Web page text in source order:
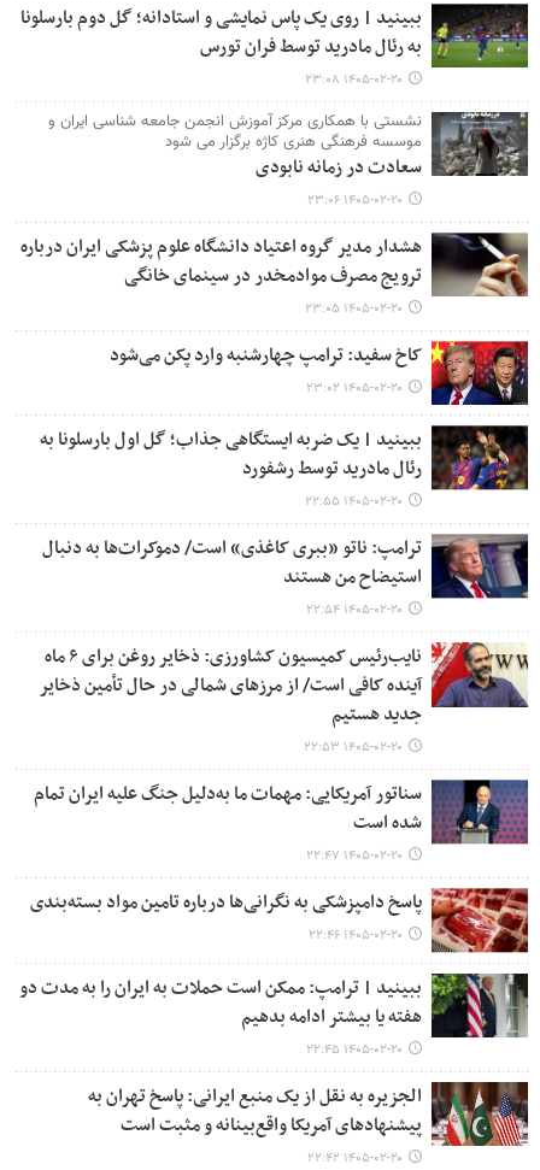
ببینید | روی یک پاس نمایشی و استادانه؛ گل دوم بارسلونا
به رئال مادرید توسط فران تورس
۱۴۰۵-۰۲-۲۰ ۲۳:۰۸
نشستی با همکاری مرکز آموزش انجمن جامعه شناسی ایران و
موسسه فرهنگی هنری کاژه برگزار می شود
سعادت در زمانه نابودی
۱۴۰۵-۰۲-۲۰ ۲۳:۰۶
هشدار مدیر گروه اعتیاد دانشگاه علوم پزشکی ایران درباره
ترویج مصرف موادمخدر در سینمای خانگی
۱۴۰۵-۰۲-۲۰ ۲۳:۰۵
کاخ سفید: ترامپ چهارشنبه وارد پکن می‌شود
۱۴۰۵-۰۲-۲۰ ۲۳:۰۲
ببینید | یک ضربه ایستگاهی جذاب؛ گل اول بارسلونا به
رئال مادرید توسط رشفورد
۱۴۰۵-۰۲-۲۰ ۲۲:۵۵
ترامپ: ناتو «ببری کاغذی» است/ دموکرات‌ها به دنبال
استیضاح من هستند
۱۴۰۵-۰۲-۲۰ ۲۲:۵۴
نایب‌رئیس کمیسیون کشاورزی: ذخایر روغن برای ۶ ماه
آینده کافی است/ از مرزهای شمالی در حال تأمین ذخایر
جدید هستیم
۱۴۰۵-۰۲-۲۰ ۲۲:۵۳
سناتور آمریکایی: مهمات ما به‌دلیل جنگ علیه ایران تمام
شده است
۱۴۰۵-۰۲-۲۰ ۲۲:۴۷
پاسخ دامپزشکی به نگرانی‌ها درباره تامین مواد بسته‌بندی
۱۴۰۵-۰۲-۲۰ ۲۲:۴۶
ببینید | ترامپ: ممکن است حملات به ایران را به مدت دو
هفته یا بیشتر ادامه بدهیم
۱۴۰۵-۰۲-۲۰ ۲۲:۴۵
الجزیره به نقل از یک منبع ایرانی: پاسخ تهران به
پیشنهادهای آمریکا واقع‌بینانه و مثبت است
۱۴۰۵-۰۲-۲۰ ۲۲:۴۲